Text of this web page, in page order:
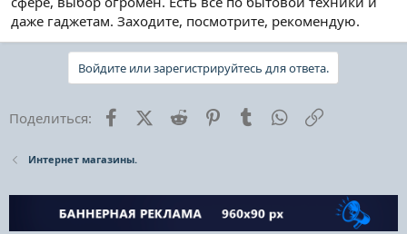
даже гаджетам. Заходите, посмотрите, рекомендую.
Войдите или зарегистрируйтесь для ответа.
Поделиться: FacebookX (Twitter)
Reddit PinterestTumblr WhatsApp
Интернет магазины.